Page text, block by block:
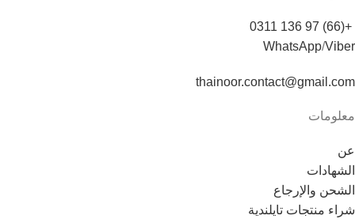
+(66) 97 136 0311
WhatsApp/Viber
thainoor.contact@gmail.com
معلومات
عن
الشهادات
الشحن والإرجاع
شراء منتجات تايلندية